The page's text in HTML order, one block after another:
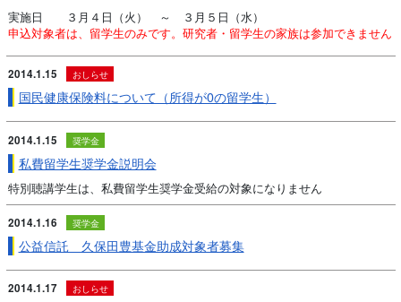
実施日 ３月４日（火） ～ ３月５日（水）
申込対象者は、留学生のみです。研究者・留学生の家族は参加できません
2014.1.15 おしらせ
国民健康保険料について（所得が0の留学生）
2014.1.15 奨学金
私費留学生奨学金説明会
特別聴講学生は、私費留学生奨学金受給の対象になりません
2014.1.16 奨学金
公益信託 久保田豊基金助成対象者募集
2014.1.17 おしらせ